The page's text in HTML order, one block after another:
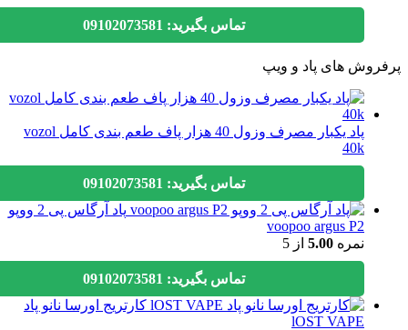
تماس بگیرید: 09102073581
های پاد و ویپ
پاد یکبار مصرف وزول 40 هزار پاف طعم بندی کامل vozol
تماس بگیرید: 09102073581
پاد آرگاس پی 2 ووپو
voopoo argus P2
نمره5.00 از 5
تماس بگیرید: 09102073581
کارتریج اورسا نانو پاد
lOST VAPE